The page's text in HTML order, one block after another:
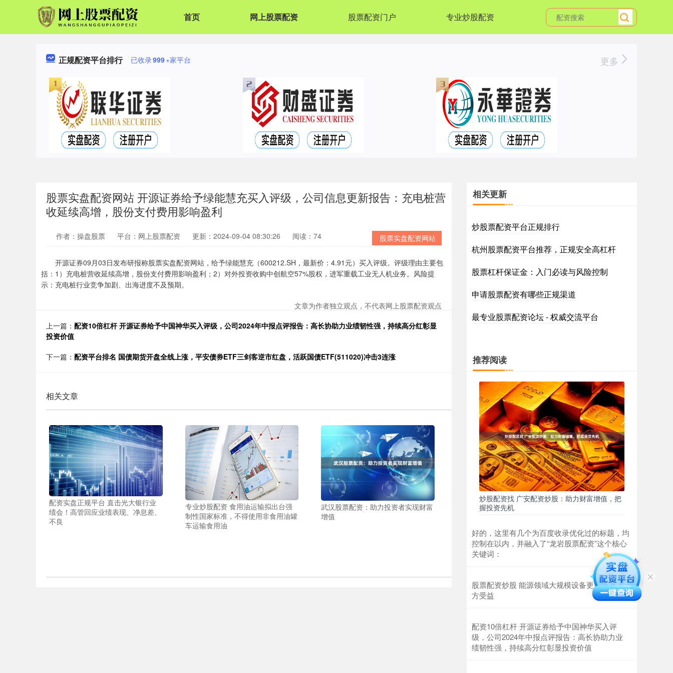
首页 网上股票配资 股票配资门户 专业炒股配资
正规配资平台排行 已收录999+家平台 更多
股票实盘配资网站 开源证券给予绿能慧充买入评级，公司信息更新报告：充电桩营
收延续高增，股份支付费用影响盈利
股票实盘配资网站
作者：操盘股票 平台：网上股票配资 更新：2024-09-04 08:30:26 阅读：74
开源证券09月03日发布研报称股票实盘配资网站，给予绿能慧充（600212.SH，最新价：4.91元）买入评级。评级理由主要包
括：1）充电桩营收延续高增，股份支付费用影响盈利；2）对外投资收购中创航空57%股权，进军重载工业无人机业务。风险提
示：充电桩行业竞争加剧、出海进度不及预期。
文章为作者独立观点，不代表网上股票配资观点
上一篇： 配资10倍杠杆 开源证券给予中国神华买入评级，公司2024年中报点评报告：高长协助力业绩韧性强，持续高分红彰显
投资价值
下一篇： 配资平台排名 国债期货开盘全线上涨，平安债券ETF三剑客逆市红盘，活跃国债ETF(511020)冲击3连涨
相关文章
配资实盘正规平台 直击光大银行业
绩会！高管回应业绩表现、净息差、
不良
专业炒股配资 食用油运输拟出台强
制性国家标准，不得使用非食用油罐
车运输食用油
武汉股票配资：助力投资者实现财富
增值
相关更新
炒股票配资平台正规排行
杭州股票配资平台推荐，正规安全高杠杆
股票杠杆保证金：入门必读与风险控制
申请股票配资有哪些正规渠道
最专业股票配资论坛 - 权威交流平台
推荐阅读
炒股配资找 广安配资炒股：助力财富增值，把
握投资先机
好的，这里有几个为百度收录优化过的标题，均
控制在以内，并融入了“龙岩股票配资”这个核心
关键词：
股票配资炒股 能源领域大规模设备更新会使四
方受益
配资10倍杠杆 开源证券给予中国神华买入评
级，公司2024年中报点评报告：高长协助力业
绩韧性强，持续高分红彰显投资价值